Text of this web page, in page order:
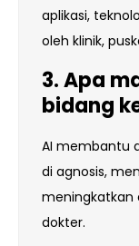
aplikasi,
oleh klinik,
3. Apa
bidang
AI membantu
di agnosis,
meningkatkan
dokter.